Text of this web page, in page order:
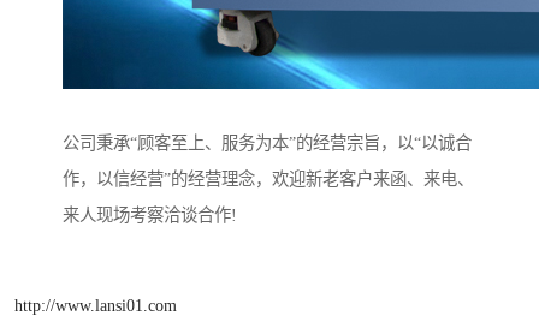
公司秉承“顾客至上、服务为本”的经营宗旨，以“以诚合
作，以信经营”的经营理念，欢迎新老客户来函、来电、
来人现场考察洽谈合作!
http://www.lansi01.com